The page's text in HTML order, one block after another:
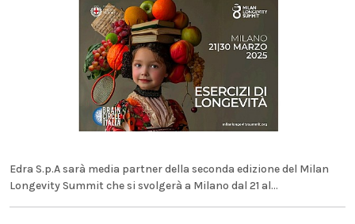
Edra S.p.A sarà media partner della seconda edizione del Milan
Longevity Summit che si svolgerà a Milano dal 21 al...